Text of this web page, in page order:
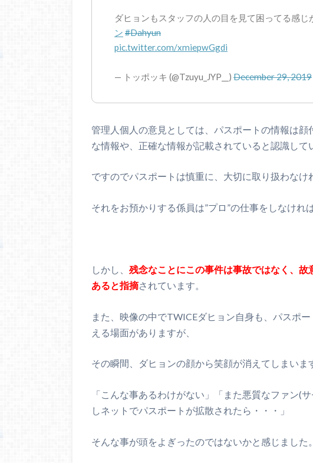
ダヒョンもスタッフの人の目を見て困ってる感じ
ン #Dahyun
pic.twitter.com/xmiepwGgdi
— トッポッキ (@Tzuyu_JYP__) December 29, 2019
管理人個人の意見としては、パスポートの情報は
な情報や、正確な情報が記載されていると認識して
ですのでパスポートは慎重に、大切に取り扱わなけ
それをお預かりする係員は”プロ”の仕事をしなけれ
しかし、 残念なことにこの事件は事故ではなく、
あると指摘されています。
また、映像の中でTWICEダヒョン自身も、パスポ
える場面がありますが、
その瞬間、ダヒョンの顔から笑顔が消えてしまいま
「こんな事あるわけがない」「また悪質なファン(
しネットでパスポートが拡散されたら・・・」
そんな事が頭をよぎったのではないかと感じました。